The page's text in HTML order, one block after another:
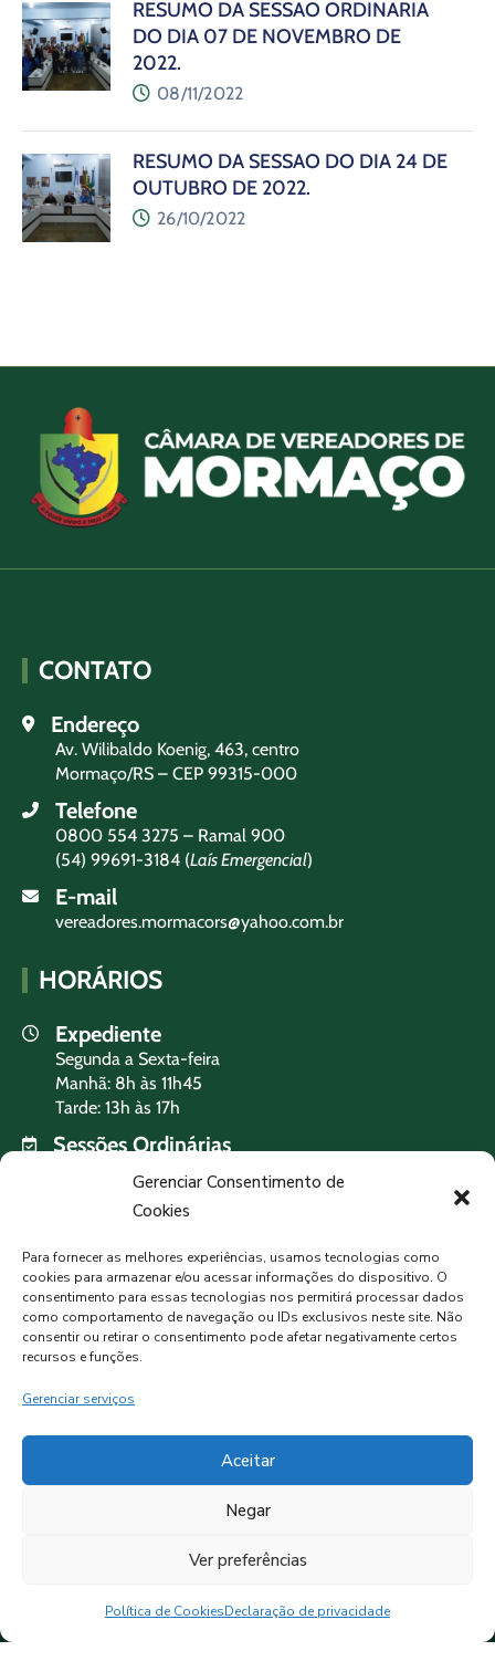
Gerenciar Consentimento de
Cookies
Para fornecer as melhores experiências, usamos tecnologias como
cookies para armazenar e/ou acessar informações do dispositivo. O
consentimento para essas tecnologias nos permitirá processar dados
como comportamento de navegação ou IDs exclusivos neste site. Não
consentir ou retirar o consentimento pode afetar negativamente certos
recursos e funções.
Gerenciar serviços
Aceitar
Negar
Ver preferências
Política de CookiesDeclaração de privacidade
RESUMO DA SESSÃO ORDINÁRIA
DO DIA 07 DE NOVEMBRO DE
2022.
08/11/2022
RESUMO DA SESSÃO DO DIA 24 DE
OUTUBRO DE 2022.
26/10/2022
CONTATO
Endereço
Av. Wilibaldo Koenig, 463, centro
Mormaço/RS – CEP 99315-000
Telefone
0800 554 3275 – Ramal 900
(54) 99691-3184 (Laís Emergencial)
E-mail
vereadores.mormacors@yahoo.com.br
HORÁRIOS
Expediente
Segunda a Sexta-feira
Manhã: 8h às 11h45
Tarde: 13h às 17h
Sessões Ordinárias
PREVISÃO DO TEMPO
MORMAÇO, BR
90%
10°C